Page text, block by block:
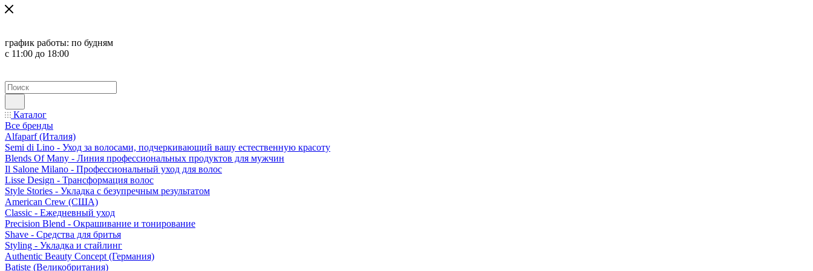
график работы: по будням
с 11:00 до 18:00
Каталог
Все бренды
Alfaparf (Италия)
Semi di Lino - Уход за волосами, подчеркивающий вашу естественную красоту
Blends Of Many - Линия профессиональных продуктов для мужчин
Il Salone Milano - Профессиональный уход для волос
Lisse Design - Трансформация волос
Style Stories - Укладка с безупречным результатом
American Crew (США)
Classic - Ежедневный уход
Precision Blend - Окрашивание и тонирование
Shave - Средства для бритья
Styling - Укладка и стайлинг
Authentic Beauty Concept (Германия)
Batiste (Великобритания)